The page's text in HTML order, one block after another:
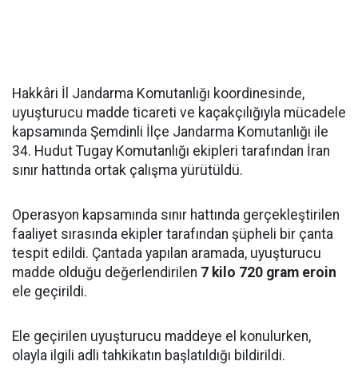
Hakkâri İl Jandarma Komutanlığı koordinesinde,
uyuşturucu madde ticareti ve kaçakçılığıyla mücadele
kapsamında Şemdinli İlçe Jandarma Komutanlığı ile
34. Hudut Tugay Komutanlığı ekipleri tarafından İran
sınır hattında ortak çalışma yürütüldü.
Operasyon kapsamında sınır hattında gerçekleştirilen
faaliyet sırasında ekipler tarafından şüpheli bir çanta
tespit edildi. Çantada yapılan aramada, uyuşturucu
madde olduğu değerlendirilen 7 kilo 720 gram eroin
ele geçirildi.
Ele geçirilen uyuşturucu maddeye el konulurken,
olayla ilgili adli tahkikatın başlatıldığı bildirildi.